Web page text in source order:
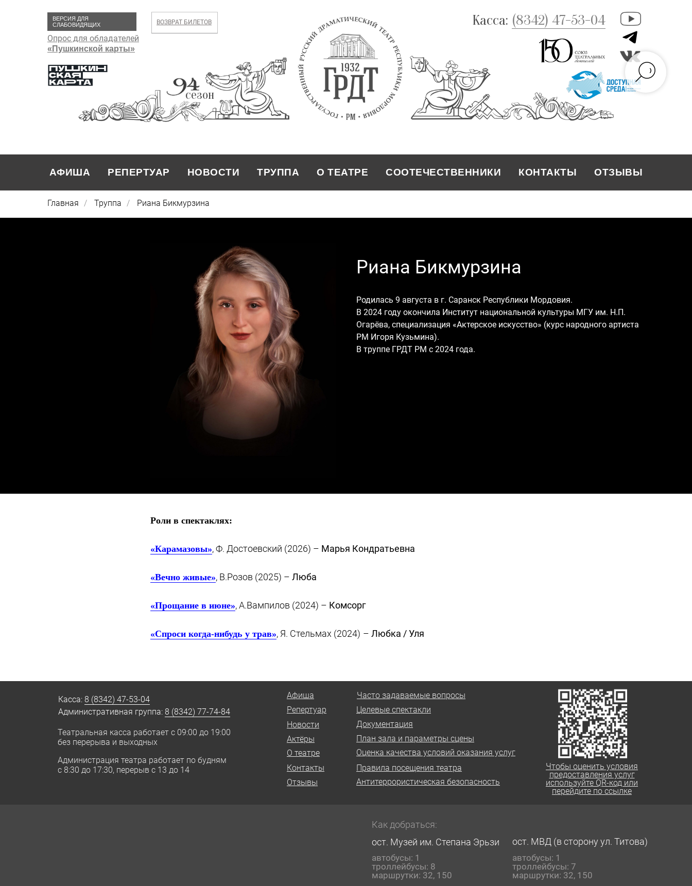
Касса: (8342) 47-53-04
ВЕРСИЯ ДЛЯ
СЛАБОВИДЯЩИХ
Опрос для обладателей
«Пушкинской карты»
ВОЗВРАТ БИЛЕТОВ
сезон
АФИША РЕПЕРТУАР НОВОСТИ ТРУППА О ТЕАТРЕ СООТЕЧЕСТВЕННИКИ КОНТАКТЫ ОТЗЫВЫ
Главная / Труппа / Риана Бикмурзина
Риана Бикмурзина
Родилась 9 августа в г. Саранск Республики Мордовия.
В 2024 году окончила Институт национальной культуры МГУ им. Н.П.
Огарёва, специализация «Актерское искусство» (курс народного артиста
РМ Игоря Кузьмина).
В труппе ГРДТ РМ с 2024 года.
Роли в спектаклях:
«Карамазовы», Ф. Достоевский (2026) – Марья Кондратьевна
«Вечно живые», В.Розов (2025) – Люба
«Прощание в июне», А.Вампилов (2024) – Комсорг
«Спроси когда-нибудь у трав», Я. Стельмах (2024) – Любка / Уля
Касса: 8 (8342) 47-53-04
Административная группа: 8 (8342) 77-74-84
Документация
Правила посещения театра
Театральная касса работает с 09:00 до 19:00
без перерыва и выходных
Администрация театра работает по будням
с 8:30 до 17:30, перерыв с 13 до 14
Афиша
Репертуар
Новости
Актёры
О театре
Контакты
Отзывы
План зала и параметры сцены
Оценка качества условий оказания услуг
Целевые спектакли
Часто задаваемые вопросы
Антитеррористическая безопасность
Чтобы оценить условия
предоставления услуг
используйте QR-код или
перейдите по ссылке
автобусы: 1
троллейбусы: 8
маршрутки: 32, 150
автобусы: 1
троллейбусы: 7
маршрутки: 32, 150
Как добраться:
ост. Музей им. Степана Эрьзи
ост. МВД (в сторону ул. Титова)